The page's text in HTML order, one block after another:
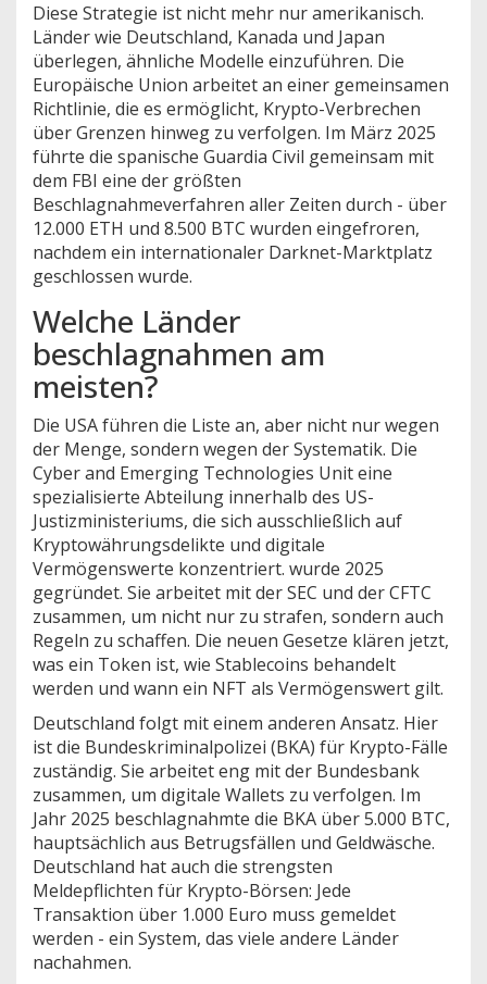
Diese Strategie ist nicht mehr nur amerikanisch.
Länder wie Deutschland, Kanada und Japan
überlegen, ähnliche Modelle einzuführen. Die
Europäische Union arbeitet an einer gemeinsamen
Richtlinie, die es ermöglicht, Krypto-Verbrechen
über Grenzen hinweg zu verfolgen. Im März 2025
führte die spanische Guardia Civil gemeinsam mit
dem FBI eine der größten
Beschlagnahmeverfahren aller Zeiten durch - über
12.000 ETH und 8.500 BTC wurden eingefroren,
nachdem ein internationaler Darknet-Marktplatz
geschlossen wurde.
Welche Länder
beschlagnahmen am
meisten?
Die USA führen die Liste an, aber nicht nur wegen
der Menge, sondern wegen der Systematik. Die
Cyber and Emerging Technologies Uniteine
spezialisierte Abteilung innerhalb des US-
Justizministeriums, die sich ausschließlich auf
Kryptowährungsdelikte und digitale
Vermögenswerte konzentriert. wurde 2025
gegründet. Sie arbeitet mit der SEC und der CFTC
zusammen, um nicht nur zu strafen, sondern auch
Regeln zu schaffen. Die neuen Gesetze klären jetzt,
was ein Token ist, wie Stablecoins behandelt
werden und wann ein NFT als Vermögenswert gilt.
Deutschland folgt mit einem anderen Ansatz. Hier
ist die Bundeskriminalpolizei (BKA) für Krypto-Fälle
zuständig. Sie arbeitet eng mit der Bundesbank
zusammen, um digitale Wallets zu verfolgen. Im
Jahr 2025 beschlagnahmte die BKA über 5.000 BTC,
hauptsächlich aus Betrugsfällen und Geldwäsche.
Deutschland hat auch die strengsten
Meldepflichten für Krypto-Börsen: Jede
Transaktion über 1.000 Euro muss gemeldet
werden - ein System, das viele andere Länder
nachahmen.